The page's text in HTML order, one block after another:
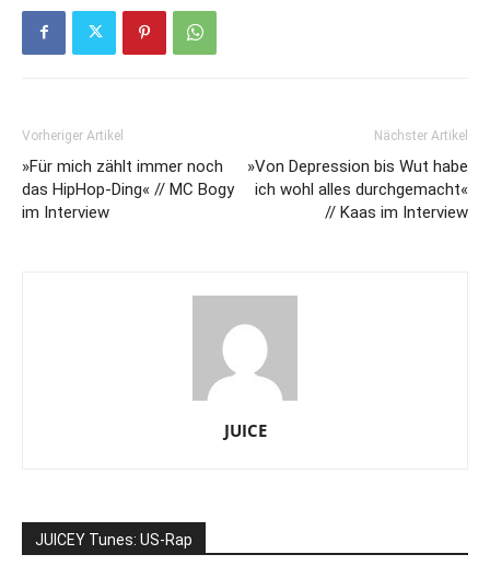
Vorheriger Artikel
»Für mich zählt immer noch
das HipHop-Ding« // MC Bogy
im Interview
Nächster Artikel
»Von Depression bis Wut habe
ich wohl alles durchgemacht«
// Kaas im Interview
JUICE
JUICEY Tunes: US-Rap